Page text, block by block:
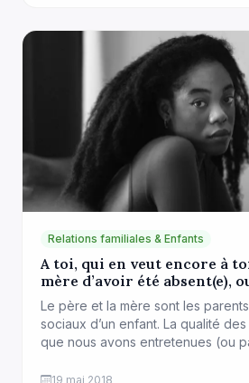
elle joue un rôle important […]
Relations familiales & Enfants
A toi, qui en veut encore à
mère d’avoir été absent(e),
blessé(e)
Le père et la mère sont les
sociaux d’un enfant. La qualité
que nous avons entretenues (ou
influencera nos choix amoureux et
19 mai 2018